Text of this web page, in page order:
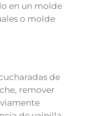
en un molde
o molde
de
remover